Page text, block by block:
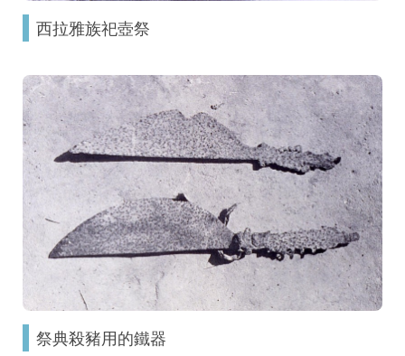
西拉雅族祀壺祭
祭典殺豬用的鐵器